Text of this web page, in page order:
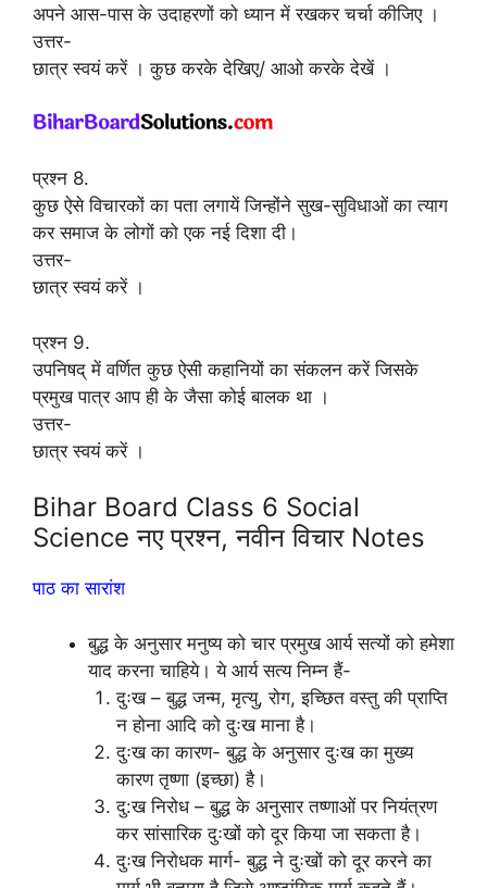
अपने आस-पास के उदाहरणों को ध्यान में रखकर चर्चा कीजिए ।
उत्तर-
छात्र स्वयं करें । कुछ करके देखिए/ आओ करके देखें ।
प्रश्न 8.
कुछ ऐसे विचारकों का पता लगायें जिन्होंने सुख-सुविधाओं का त्याग
कर समाज के लोगों को एक नई दिशा दी।
उत्तर-
छात्र स्वयं करें ।
प्रश्न 9.
उपनिषद् में वर्णित कुछ ऐसी कहानियों का संकलन करें जिसके
प्रमुख पात्र आप ही के जैसा कोई बालक था ।
उत्तर-
छात्र स्वयं करें ।
Bihar Board Class 6 Social
Science नए प्रश्न, नवीन विचार Notes
पाठ का सारांश
बुद्ध के अनुसार मनुष्य को चार प्रमुख आर्य सत्यों को हमेशा
याद करना चाहिये। ये आर्य सत्य निम्न हैं-
दुःख – बुद्ध जन्म, मृत्यु, रोग, इच्छित वस्तु की प्राप्ति
न होना आदि को दुःख माना है।
दुःख का कारण- बुद्ध के अनुसार दुःख का मुख्य
कारण तृष्णा (इच्छा) है।
दु:ख निरोध – बुद्ध के अनुसार तष्णाओं पर नियंत्रण
कर सांसारिक दुःखों को दूर किया जा सकता है।
दुःख निरोधक मार्ग- बुद्ध ने दुःखों को दूर करने का